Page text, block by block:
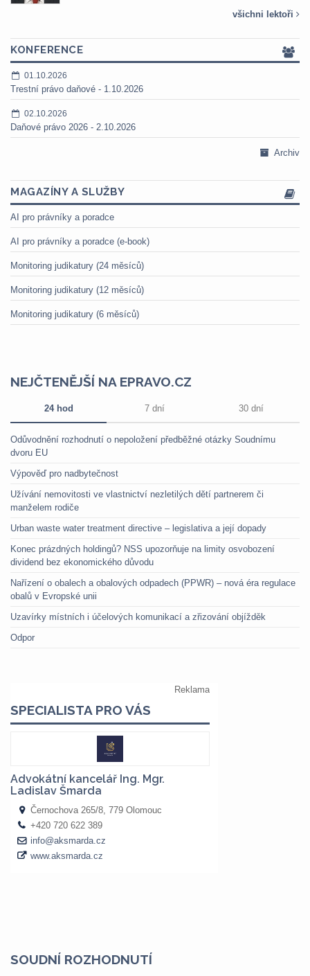
všichni lektoři
KONFERENCE
01.10.2026
Trestní právo daňové - 1.10.2026
02.10.2026
Daňové právo 2026 - 2.10.2026
Archiv
MAGAZÍNY A SLUŽBY
AI pro právníky a poradce
AI pro právníky a poradce (e-book)
Monitoring judikatury (24 měsíců)
Monitoring judikatury (12 měsíců)
Monitoring judikatury (6 měsíců)
NEJČTENĚJŠÍ NA EPRAVO.CZ
24 hod 7 dní 30 dní
Odůvodnění rozhodnutí o nepoložení předběžné otázky Soudnímu
dvoru EU
Výpověď pro nadbytečnost
Užívání nemovitosti ve vlastnictví nezletilých dětí partnerem či
manželem rodiče
Urban waste water treatment directive – legislativa a její dopady
Konec prázdných holdingů? NSS upozorňuje na limity osvobození
dividend bez ekonomického důvodu
Nařízení o obalech a obalových odpadech (PPWR) – nová éra regulace
obalů v Evropské unii
Uzavírky místních i účelových komunikací a zřizování objížděk
Odpor
SOUDNÍ ROZHODNUTÍ